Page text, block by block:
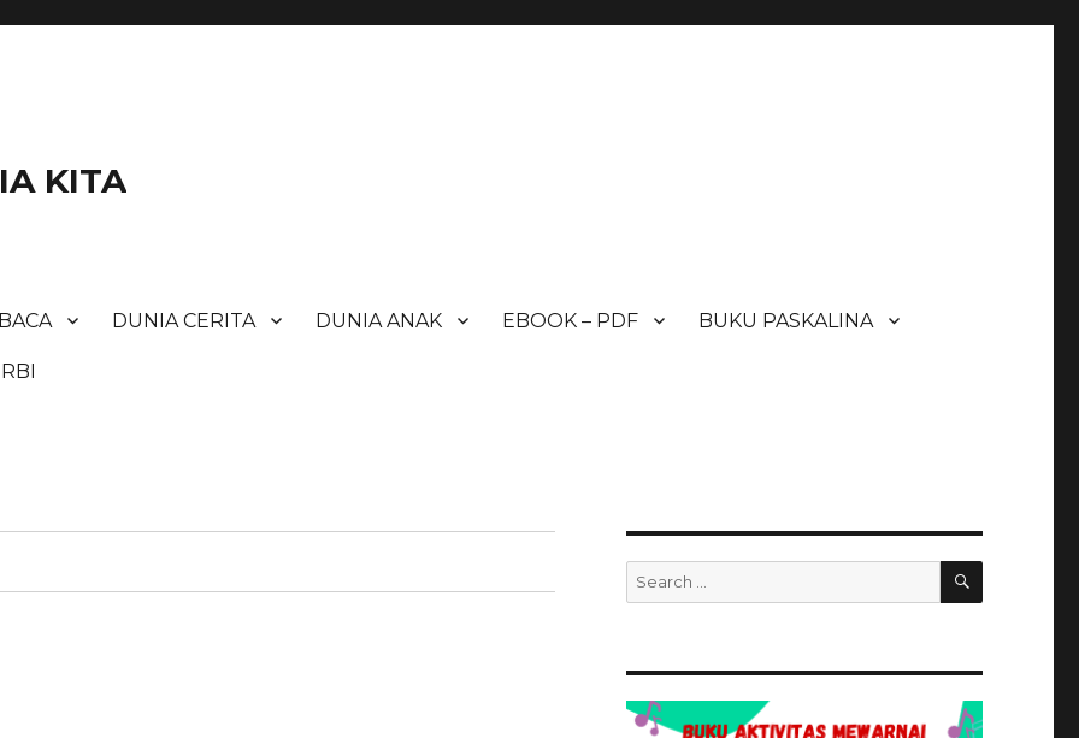
KITA
DUNIA CERITA DUNIA ANAK EBOOK – PDF BUKU PASKALINA
Search
for:
SEARCH